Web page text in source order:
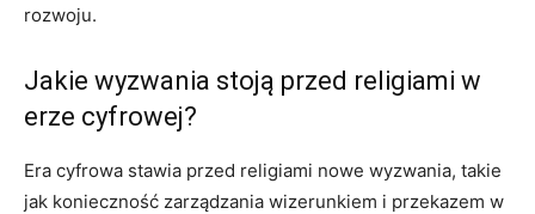
rozwoju.
Jakie wyzwania stoją przed religiami w
erze cyfrowej?
Era cyfrowa stawia przed religiami nowe wyzwania, takie
jak konieczność zarządzania wizerunkiem i przekazem w